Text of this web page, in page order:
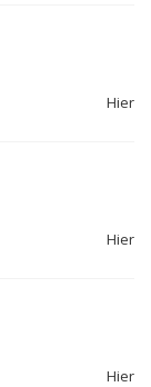
Hier
Hier
Hier